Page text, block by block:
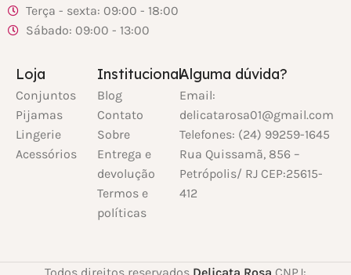
Terça - sexta: 09:00 - 18:00
Sábado: 09:00 - 13:00
Loja
Conjuntos
Pijamas
Lingerie
Acessórios
Institucional
Blog
Contato
Sobre
Entrega e
devolução
Termos e
políticas
Alguma dúvida?
Email:
delicatarosa01@gmail.com
Telefones: (24) 99259-1645
Rua Quissamã, 856 –
Petrópolis/ RJ CEP:25615-
412